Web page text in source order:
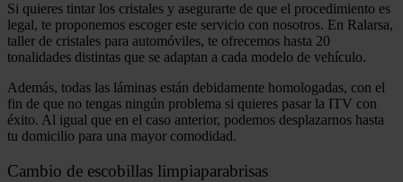
Si quieres tintar los cristales y asegurarte de que el procedimiento es
legal, te proponemos escoger este servicio con nosotros. En Ralarsa,
taller de cristales para automóviles, te ofrecemos hasta 20
tonalidades distintas que se adaptan a cada modelo de vehículo.
Además, todas las láminas están debidamente homologadas, con el
fin de que no tengas ningún problema si quieres pasar la ITV con
éxito. Al igual que en el caso anterior, podemos desplazarnos hasta
tu domicilio para una mayor comodidad.
Cambio de escobillas limpiaparabrisas